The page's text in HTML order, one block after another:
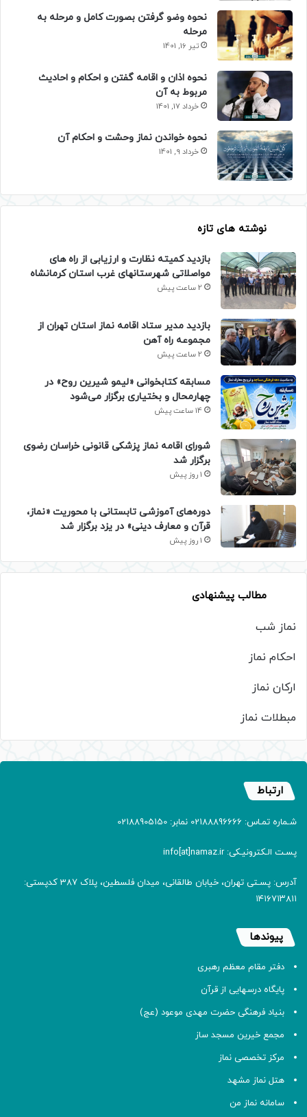
نحوه وضو گرفتن بصورت کامل و مرحله به
مرحله
تیر 16, 1401
نحوه اذان و اقامه گفتن و احکام و احادیث
مربوط به آن
خرداد 17, 1401
نحوه خواندن نماز وحشت و احکام آن
خرداد 9, 1401
نوشته های تازه
بازدید کمیته نظارت و ارزیابی از راه های
مواصلاتی شهرستانهای غرب استان کرمانشاه
2 ساعت پیش
بازدید مدیر ستاد اقامه نماز استان تهران از
مجموعه راه آهن
2 ساعت پیش
مسابقه کتابخوانی «لیمو شیرین روح» در
چهارمحال و بختیاری برگزار می‌شود
14 ساعت پیش
شورای اقامه نماز پزشکی قانونی خراسان رضوی
برگزار شد
1 روز پیش
دوره‌های آموزشی تابستانی با محوریت «نماز،
قرآن و معارف دینی» در یزد برگزار شد
1 روز پیش
مطالب پیشنهادی
نماز شب
احکام نماز
ارکان نماز
مبطلات نماز
ارتباط
شـماره تمـاس: 02188896666 نمابر: 02188905150
پسـت الـکترونیـکی: info[at]namaz.ir
آدرس: پسـتی تهران، خیابان طالقانی، میدان فلسطین، پلاک 387 کدپستی:
۱۴۱۶۷۱۳۸۱۱
پیوندها
دفتر مقام معظم رهبری
پایگاه درسهایی از قرآن
بنیاد فرهنگی حضرت مهدی موعود (عج)
مجمع خیرین مسجد ساز
مرکز تخصصی نماز
هتل نماز مشهد
سامانه نماز من